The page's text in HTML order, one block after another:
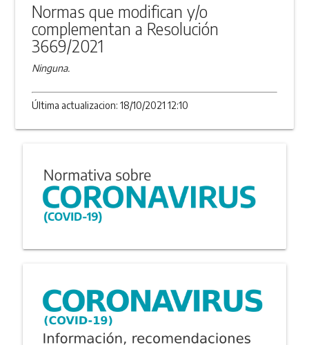
Normas que modifican y/o
complementan a Resolución
3669/2021
Ninguna.
Última actualizacion: 18/10/2021 12:10